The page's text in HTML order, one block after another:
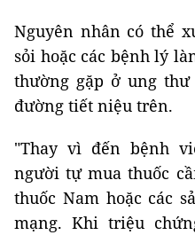
Nguyên nhân có thể
sỏi hoặc các bệnh lý
thường gặp ở ung
đường tiết niệu trên.
"Thay vì đến bệnh
người tự mua thuốc
thuốc Nam hoặc các
mạng. Khi triệu